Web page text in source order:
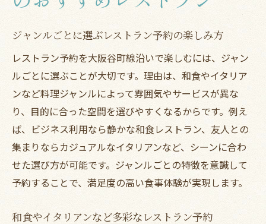
ジャンルごとに選ぶレストラン予約の楽しみ方
レストラン予約を大阪谷町線沿いで楽しむには、ジャン
ルごとに選ぶことが大切です。理由は、和食やイタリア
ンなど料理ジャンルによって雰囲気やサービスが異な
り、目的に合った空間を選びやすくなるからです。例え
ば、ビジネス利用なら静かな和食レストラン、友人との
集まりならカジュアルなイタリアンなど、シーンに合わ
せた選び方が可能です。ジャンルごとの特徴を意識して
予約することで、満足度の高い食事体験が実現します。
和食やイタリアンなど多彩なレストラン予約